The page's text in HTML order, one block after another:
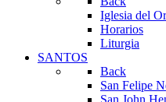
Iglesia del
Horarios
Liturgia
SANTOS
Back
San Felipe
San John